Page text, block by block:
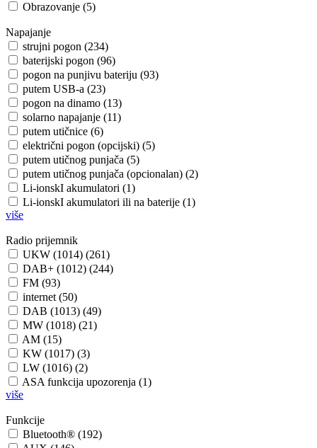
Obrazovanje (5)
Napajanje
strujni pogon (234)
baterijski pogon (96)
pogon na punjivu bateriju (93)
putem USB-a (23)
pogon na dinamo (13)
solarno napajanje (11)
putem utičnice (6)
električni pogon (opcijski) (5)
putem utičnog punjača (5)
putem utičnog punjača (opcionalan) (2)
Li-ionskI akumulatori (1)
Li-ionskI akumulatori ili na baterije (1)
više
Radio prijemnik
UKW (1014) (261)
DAB+ (1012) (244)
FM (93)
internet (50)
DAB (1013) (49)
MW (1018) (21)
AM (15)
KW (1017) (3)
LW (1016) (2)
ASA funkcija upozorenja (1)
više
Funkcije
Bluetooth® (192)